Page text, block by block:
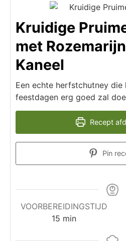
Kruidige
met
Kaneel
Een echte herfstchutney
feestdagen erg goed zal
Recept
Pin
VOORBEREIDINGSTIJD
15 min